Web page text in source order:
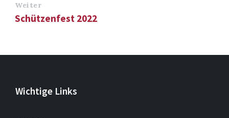
Weiter
Schützenfest 2022
Wichtige Links